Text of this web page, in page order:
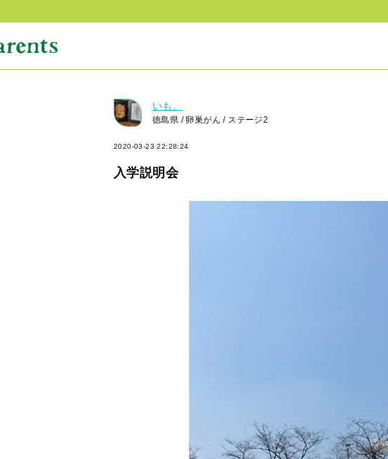
いも。
徳島県 / 卵巣がん / ステージ2
2020-03-23 22:28:24
入学説明会